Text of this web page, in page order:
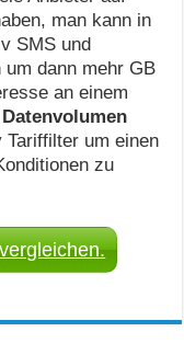
man kann in
SMS und
dann mehr GB
an einem
Tariffilter um einen
zu